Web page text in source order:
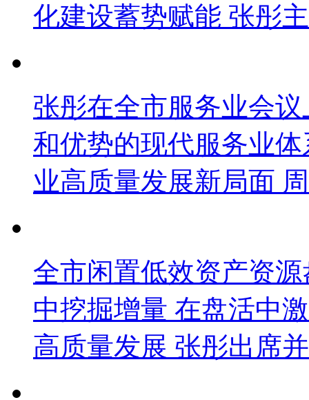
化建设蓄势赋能 张彤
张彤在全市服务业会
和优势的现代服务业
业高质量发展新局面
全市闲置低效资产资
中挖掘增量 在盘活中
高质量发展 张彤出席